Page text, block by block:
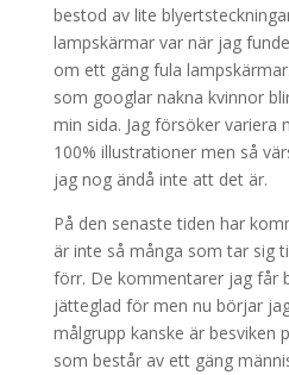
bestod av lite
lampskärmar var när jag
om ett gäng fula
som googlar nakna kvinnor
min sida. Jag försöker variera
100% illustrationer men så
jag nog ändå inte att det är.
På den senaste tiden har
är inte så många som tar sig
förr. De kommentarer jag får
jätteglad för men nu börjar
målgrupp kanske är besviken
som består av ett gäng